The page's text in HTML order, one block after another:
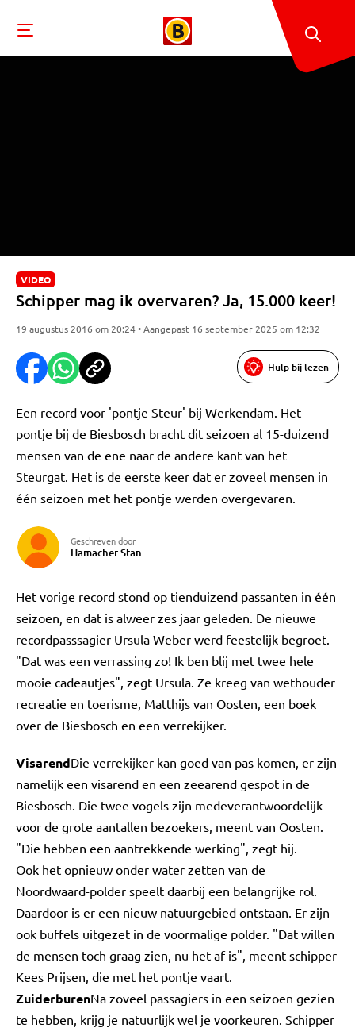
VIDEO
Schipper mag ik overvaren? Ja, 15.000 keer!
19 augustus 2016 om 20:24 • Aangepast 16 september 2025 om 12:32
Hulp bij lezen
Een record voor 'pontje Steur' bij Werkendam. Het
pontje bij de Biesbosch bracht dit seizoen al 15-duizend
mensen van de ene naar de andere kant van het
Steurgat. Het is de eerste keer dat er zoveel mensen in
één seizoen met het pontje werden overgevaren.
Geschreven door
Hamacher Stan
Het vorige record stond op tienduizend passanten in één
seizoen, en dat is alweer zes jaar geleden. De nieuwe
recordpasssagier Ursula Weber werd feestelijk begroet.
"Dat was een verrassing zo! Ik ben blij met twee hele
mooie cadeautjes", zegt Ursula. Ze kreeg van wethouder
recreatie en toerisme, Matthijs van Oosten, een boek
over de Biesbosch en een verrekijker.
VisarendDie verrekijker kan goed van pas komen, er zijn
namelijk een visarend en een zeearend gespot in de
Biesbosch. Die twee vogels zijn medeverantwoordelijk
voor de grote aantallen bezoekers, meent van Oosten.
"Die hebben een aantrekkende werking", zegt hij.
Ook het opnieuw onder water zetten van de
Noordwaard-polder speelt daarbij een belangrijke rol.
Daardoor is er een nieuw natuurgebied ontstaan. Er zijn
ook buffels uitgezet in de voormalige polder. "Dat willen
de mensen toch graag zien, nu het af is", meent schipper
Kees Prijsen, die met het pontje vaart.
ZuiderburenNa zoveel passagiers in een seizoen gezien
te hebben, krijg je natuurlijk wel je voorkeuren. Schipper